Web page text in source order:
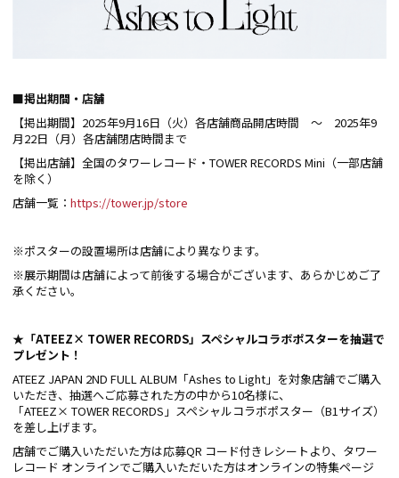
■掲出期間・店舗
【掲出期間】2025年9月16日（火）各店舗商品開店時間 ～ 2025年9
月22日（月）各店舗閉店時間まで
【掲出店舗】全国のタワーレコード・TOWER RECORDS Mini（一部店舗
を除く）
店舗一覧： https://tower.jp/store
※ポスターの設置場所は店舗により異なります。
※展示期間は店舗によって前後する場合がございます、あらかじめご了
承ください。
★「ATEEZ× TOWER RECORDS」スペシャルコラボポスターを抽選で
プレゼント！
ATEEZ JAPAN 2ND FULL ALBUM「Ashes to Light」を対象店舗でご購入
いただき、抽選へご応募された方の中から10名様に、
「ATEEZ× TOWER RECORDS」スペシャルコラボポスター（B1サイズ）
を差し上げます。
店舗でご購入いただいた方は応募QR コード付きレシートより、タワー
レコード オンラインでご購入いただいた方はオンラインの特集ページ